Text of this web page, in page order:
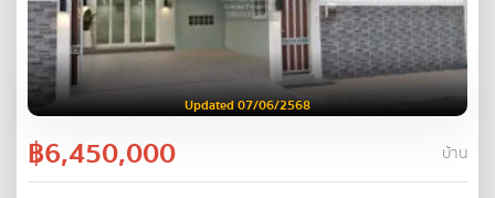
Updated 07/06/2568
฿6,450,000 บ้าน